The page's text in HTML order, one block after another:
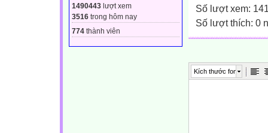
1490443 lượt xem
3516 trong hôm nay
774 thành viên
Số lượt xem:
Số lượt thích: 0
Kích thước font